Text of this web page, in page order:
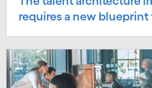
requires a new